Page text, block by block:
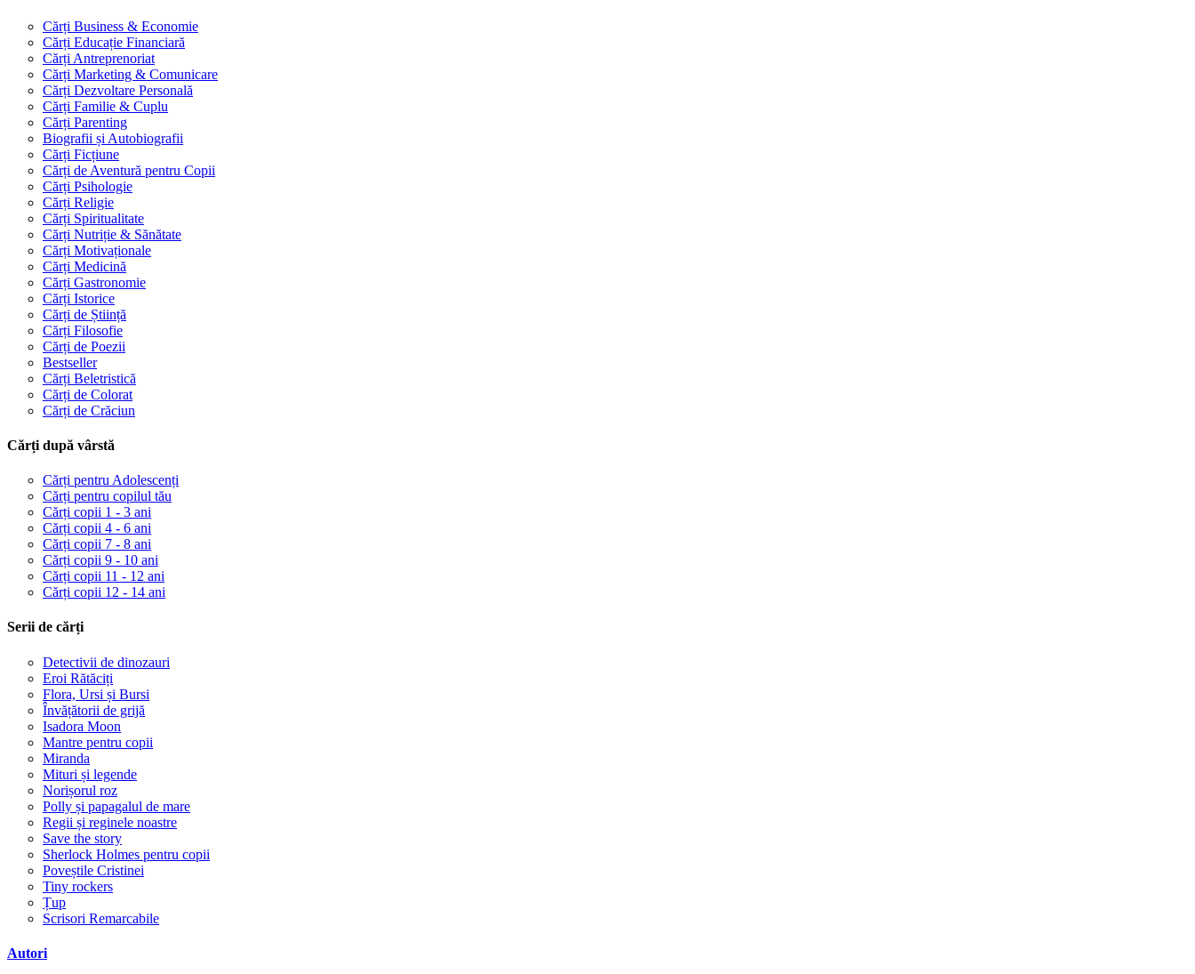
Cărți Business & Economie
Cărți Educație Financiară
Cărți Antreprenoriat
Cărți Marketing & Comunicare
Cărți Dezvoltare Personală
Cărți Familie & Cuplu
Cărți Parenting
Biografii și Autobiografii
Cărți Ficțiune
Cărți de Aventură pentru Copii
Cărți Psihologie
Cărți Religie
Cărți Spiritualitate
Cărți Nutriție & Sănătate
Cărți Motivaționale
Cărți Medicină
Cărți Gastronomie
Cărți Istorice
Cărți de Știință
Cărți Filosofie
Cărți de Poezii
Bestseller
Cărți Beletristică
Cărți de Colorat
Cărți de Crăciun
Cărți după vârstă
Cărți pentru Adolescenți
Cărți pentru copilul tău
Cărți copii 1 - 3 ani
Cărți copii 4 - 6 ani
Cărți copii 7 - 8 ani
Cărți copii 9 - 10 ani
Cărți copii 11 - 12 ani
Cărți copii 12 - 14 ani
Serii de cărți
Detectivii de dinozauri
Eroi Rătăciți
Flora, Ursi și Bursi
Învățătorii de grijă
Isadora Moon
Mantre pentru copii
Miranda
Mituri și legende
Norișorul roz
Polly și papagalul de mare
Regii și reginele noastre
Save the story
Sherlock Holmes pentru copii
Poveștile Cristinei
Tiny rockers
Țup
Scrisori Remarcabile
Autori